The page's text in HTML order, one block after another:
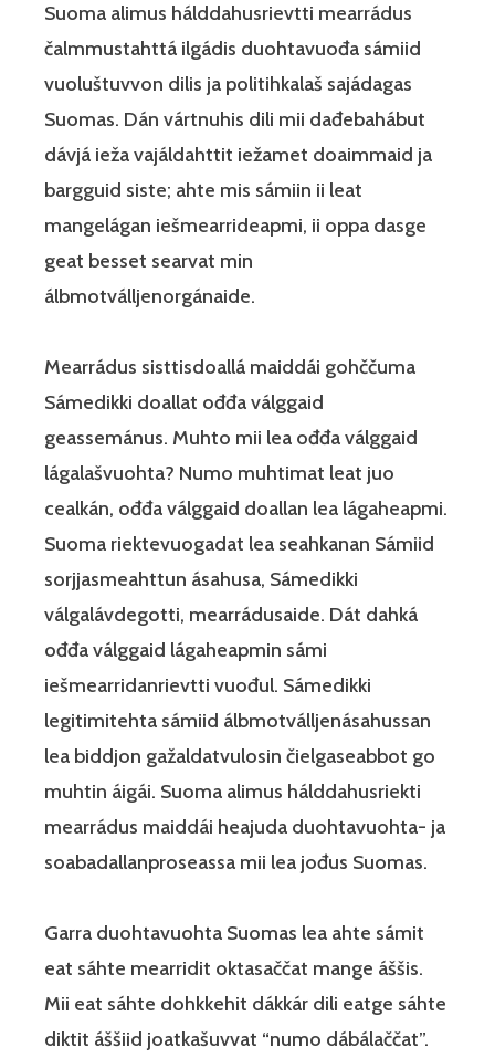
Suoma alimus hálddahusrievtti mearrádus
čalmmustahttá ilgádis duohtavuođa sámiid
vuoluštuvvon dilis ja politihkalaš sajádagas
Suomas. Dán vártnuhis dili mii dađebahábut
dávjá ieža vajáldahttit iežamet doaimmaid ja
bargguid siste; ahte mis sámiin ii leat
mangelágan iešmearrideapmi, ii oppa dasge
geat besset searvat min
álbmotválljenorgánaide.
Mearrádus sisttisdoallá maiddái gohččuma
Sámedikki doallat ođđa válggaid
geassemánus. Muhto mii lea ođđa válggaid
lágalašvuohta? Numo muhtimat leat juo
cealkán, ođđa válggaid doallan lea lágaheapmi.
Suoma riektevuogadat lea seahkanan Sámiid
sorjjasmeahttun ásahusa, Sámedikki
válgalávdegotti, mearrádusaide. Dát dahká
ođđa válggaid lágaheapmin sámi
iešmearridanrievtti vuođul. Sámedikki
legitimitehta sámiid álbmotválljenásahussan
lea biddjon gažaldatvulosin čielgaseabbot go
muhtin áigái. Suoma alimus hálddahusriekti
mearrádus maiddái heajuda duohtavuohta- ja
soabadallanproseassa mii lea jođus Suomas.
Garra duohtavuohta Suomas lea ahte sámit
eat sáhte mearridit oktasaččat mange áššis.
Mii eat sáhte dohkkehit dákkár dili eatge sáhte
diktit áššiid joatkašuvvat “numo dábálaččat”.